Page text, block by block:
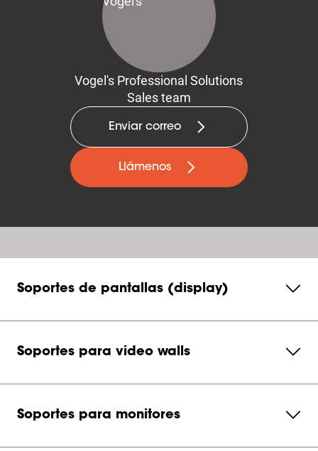
Vogel's Professional Solutions
Sales team
Enviar correo
Llámenos
Soportes de pantallas (display)
Soportes para video walls
Soportes para monitores